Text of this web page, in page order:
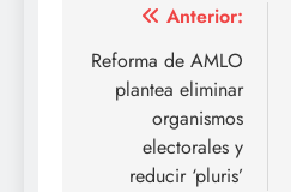
Navegación
de
entradas
Anterior:
Reforma de AMLO
plantea eliminar
organismos
electorales y
reducir ‘pluris’